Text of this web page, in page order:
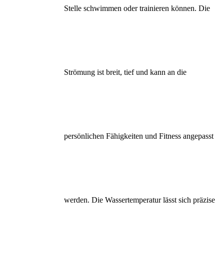
Stelle schwimmen oder trainieren können. Die
Strömung ist breit, tief und kann an die
persönlichen Fähigkeiten und Fitness angepasst
werden. Die Wassertemperatur lässt sich präzise